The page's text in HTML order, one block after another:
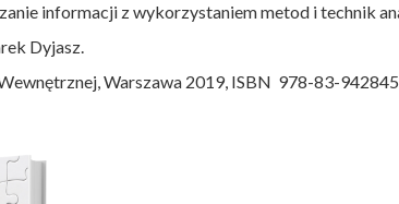
informacji z wykorzystaniem metod i technik
Dyjasz.
Warszawa 2019, ISBN 978-83-